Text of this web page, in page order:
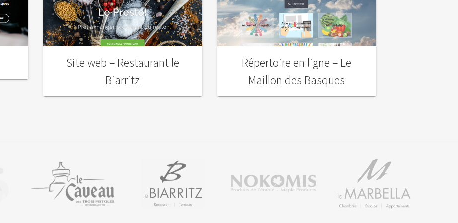
Site web – Restaurant le
Biarritz
Répertoire en ligne – Le
Maillon des Basques